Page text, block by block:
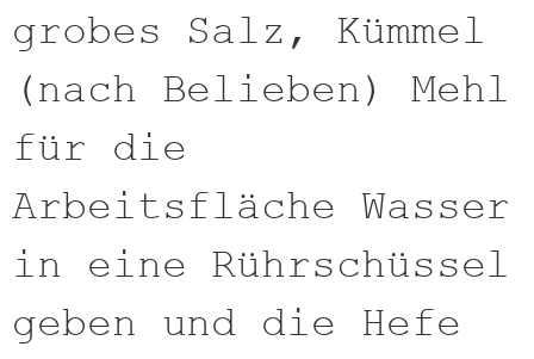
grobes Salz, Kümmel
(nach Belieben) Mehl
für die
Arbeitsfläche Wasser
in eine Rührschüssel
geben und die Hefe